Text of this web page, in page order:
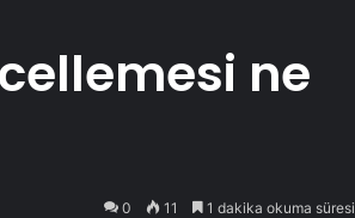
ne
0 11 1 dakika okuma süresi